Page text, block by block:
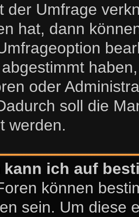
der Umfrage
hat, dann
oder
soll die
werden.
kann ich auf
können
sein. Um diese